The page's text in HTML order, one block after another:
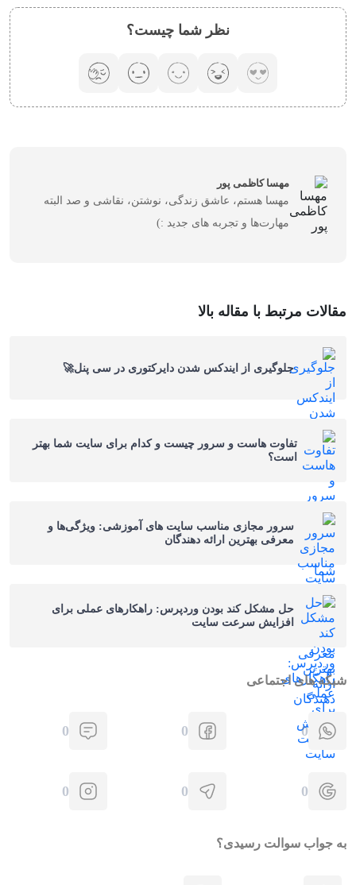
نظر شما چیست؟
مهسا کاظمی پور
مهسا هستم، عاشق زندگی، نوشتن، نقاشی و صد البته
مهارت‌ها و تجربه های جدید :)
مقالات مرتبط با مقاله بالا
جلوگیری از ایندکس شدن دایرکتوری در سی پنل🚀
تفاوت هاست و سرور چیست و کدام برای سایت شما بهتر
است؟
سرور مجازی مناسب سایت‌ های آموزشی: ویژگی‌ها و
معرفی بهترین ارائه‌ دهندگان
حل مشکل کند بودن وردپرس: راهکارهای عملی برای
افزایش سرعت سایت
شبکه های اجتماعی
0
0
0
0
0
0
به جواب سوالت رسیدی؟